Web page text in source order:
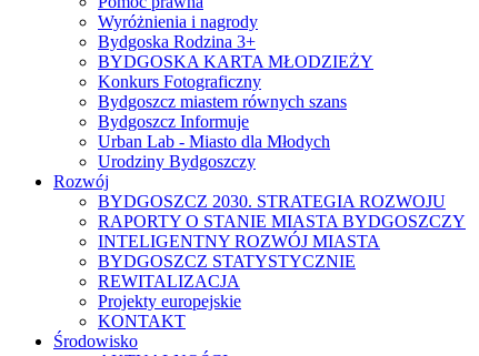
Wyróżnienia i nagrody
Bydgoska Rodzina 3+
BYDGOSKA KARTA MŁODZIEŻY
Konkurs Fotograficzny
Bydgoszcz miastem równych szans
Bydgoszcz Informuje
Urban Lab - Miasto dla Młodych
Urodziny Bydgoszczy
Rozwój
BYDGOSZCZ 2030. STRATEGIA ROZWOJU
RAPORTY O STANIE MIASTA BYDGOSZCZY
INTELIGENTNY ROZWÓJ MIASTA
BYDGOSZCZ STATYSTYCZNIE
REWITALIZACJA
Projekty europejskie
KONTAKT
Środowisko